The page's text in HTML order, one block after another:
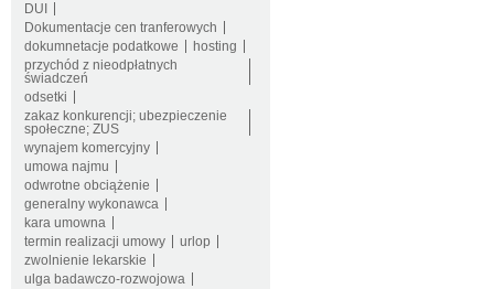
DUI
Dokumentacje cen tranferowych
dokumnetacje podatkowe
hosting
przychód z nieodpłatnych
świadczeń
odsetki
zakaz konkurencji; ubezpieczenie
społeczne; ZUS
wynajem komercyjny
umowa najmu
odwrotne obciążenie
generalny wykonawca
kara umowna
termin realizacji umowy
urlop
zwolnienie lekarskie
ulga badawczo-rozwojowa